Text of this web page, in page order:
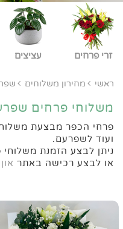
זרי פרחים עציצים
ראשי מחירון משלוחים
משלוחי פרחים
פרחי הכפר מבצעת
ועוד לשפרעם.
ניתן לבצע הזמנת משלוחי
או לבצע רכישה באתר